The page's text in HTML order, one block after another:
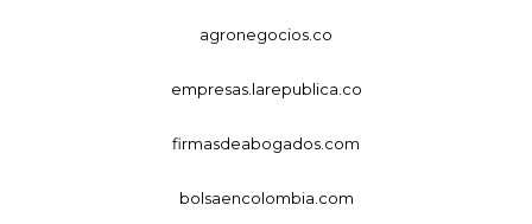
agronegocios.co
empresas.larepublica.co
firmasdeabogados.com
bolsaencolombia.com